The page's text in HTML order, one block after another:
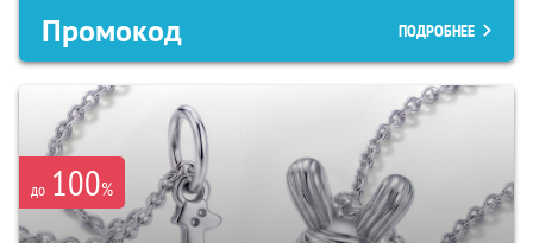
Промокод ПОДРОБНЕЕ
до 100%